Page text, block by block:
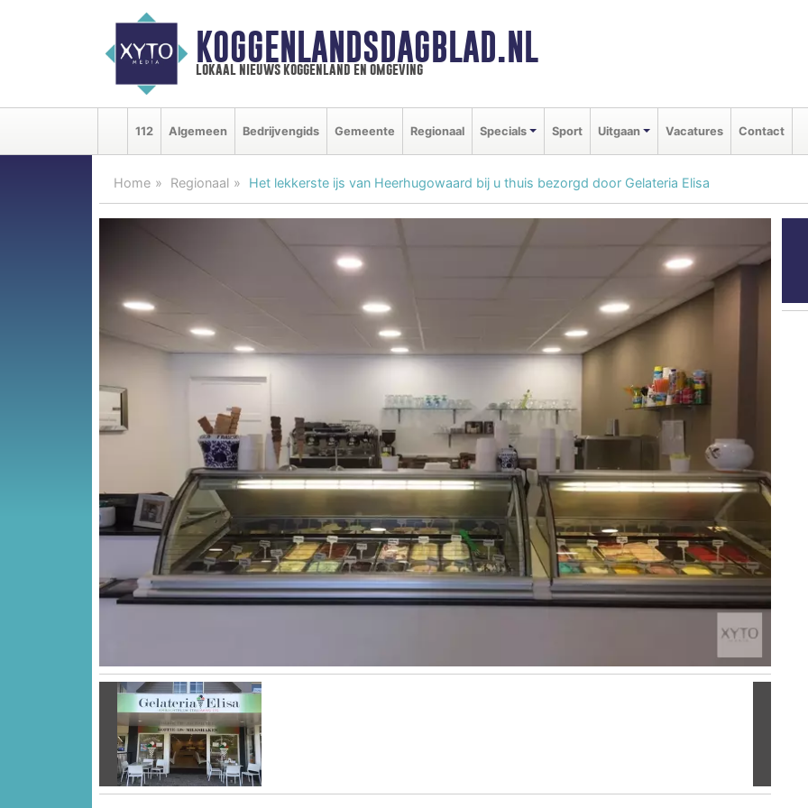
KOGGENLANDSDAGBLAD.NL
lokaal nieuws koggenland en omgeving
112 Algemeen Bedrijvengids Gemeente Regionaal Specials Sport Uitgaan Vacatures Contact
Home Regionaal Het lekkerste ijs van Heerhugowaard bij u thuis bezorgd door Gelateria Elisa
Vorige